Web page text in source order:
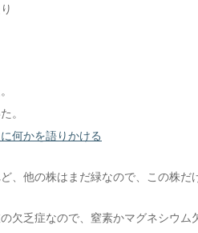
。
何かを語りかける
、他の株はまだ緑なので、この株だ
欠乏症なので、窒素かマグネシウム